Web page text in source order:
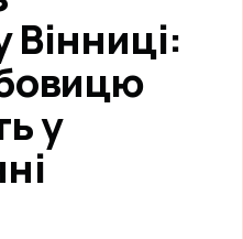
Вінниці:
у